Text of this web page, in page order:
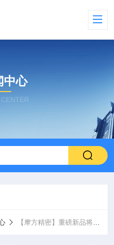
中心
【摩方精密】重磅新品将于2023 TCT ASIA发布！